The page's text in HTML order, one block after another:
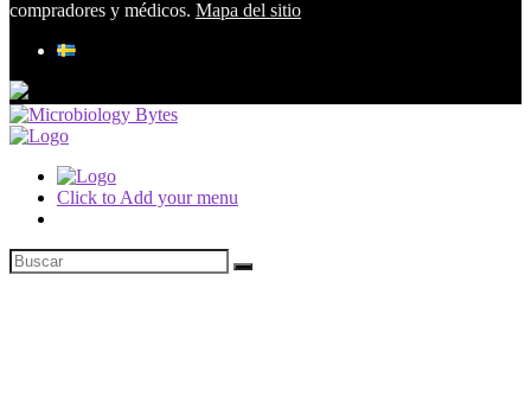
compradores y médicos. Mapa del sitio
Click to Add your menu